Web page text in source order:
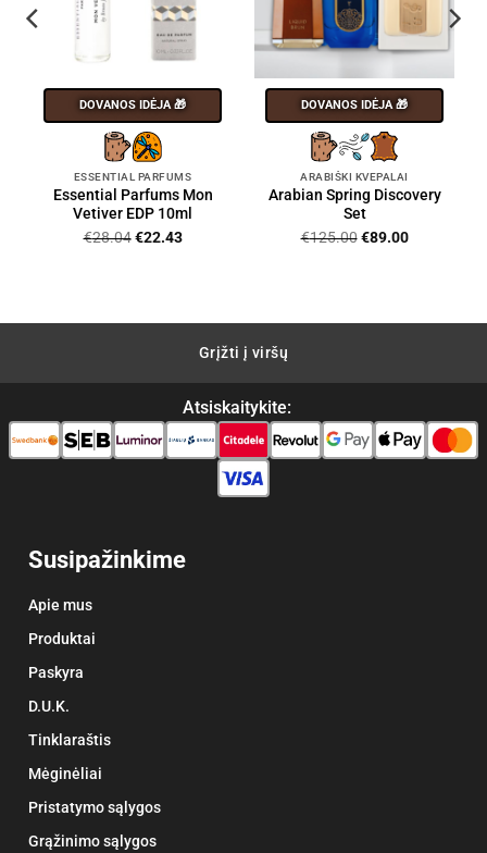
DOVANOS IDĖJA 🎁
ESSENTIAL PARFUMS
Essential Parfums Mon
Vetiver EDP 10ml
€28.04 Original
€22.43Current
DOVANOS IDĖJA 🎁
ARABIŠKI KVEPALAI
Arabian Spring Discovery
Set
€125.00 Original
€89.00Current
Grįžti į viršų
Atsiskaitykite:
Susipažinkime
Apie mus
Produktai
Paskyra
D.U.K.
Tinklaraštis
Mėginėliai
Pristatymo sąlygos
Grąžinimo sąlygos